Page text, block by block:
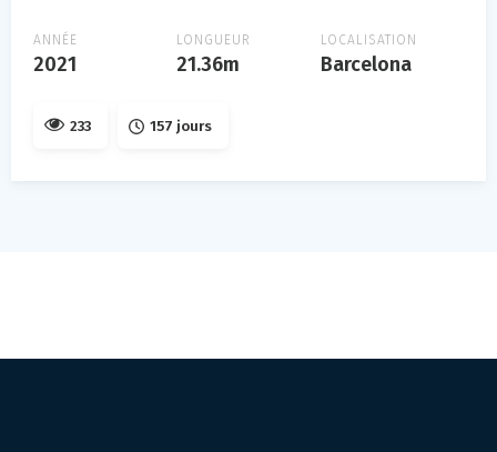
ANNÉE
2021
LONGUEUR
21.36m
LOCALISATION
Barcelona
233 157 jours